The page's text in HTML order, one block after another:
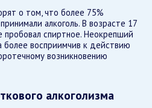
о том, что более 75%
алкоголь. В возрасте 17
спиртное. Неокрепший
более восприимчив к действию
возникновению
алкоголизма